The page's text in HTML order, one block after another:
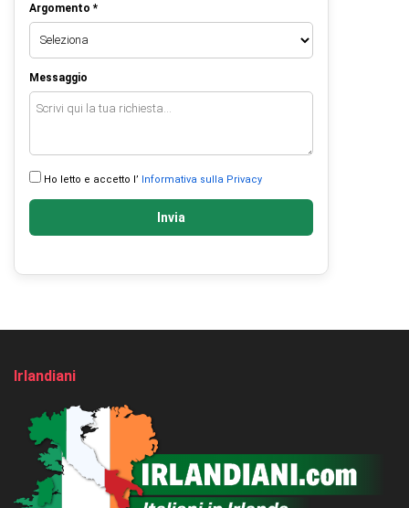
Argomento *
Messaggio
Ho letto e accetto l’ Informativa sulla Privacy
Invia
Irlandiani